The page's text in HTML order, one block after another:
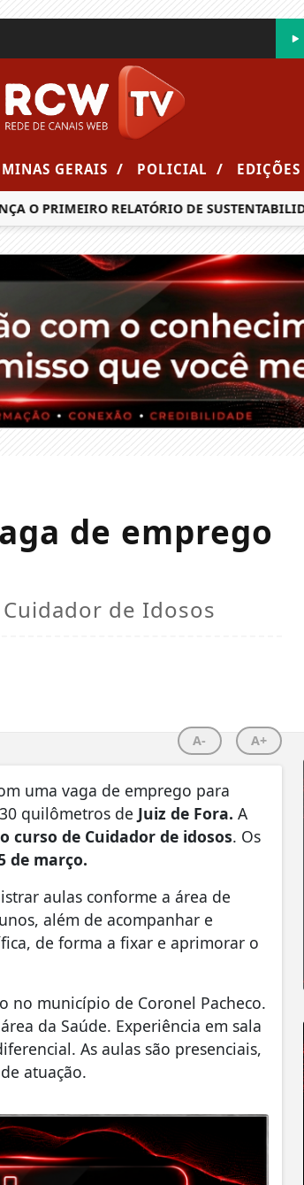
MINAS GERAIS / POLICIAL / EDIÇÕES
RELATÓRIO DE SUSTENTABILIDADE
de emprego
de Idosos
A- A+
uma vaga de emprego para
quilômetros de Juiz de Fora. A
de Cuidador de idosos. Os
de março.
aulas conforme a área de
além de acompanhar e
de forma a fixar e aprimorar o
no município de Coronel Pacheco.
da Saúde. Experiência em sala
As aulas são presenciais,
atuação.